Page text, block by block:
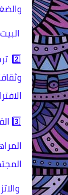
3️⃣ ​القدوة هي اصدق معلم والرسالة الأصدق: